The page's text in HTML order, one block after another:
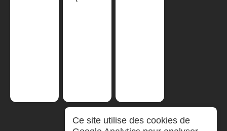
Ce site utilise des cookies de